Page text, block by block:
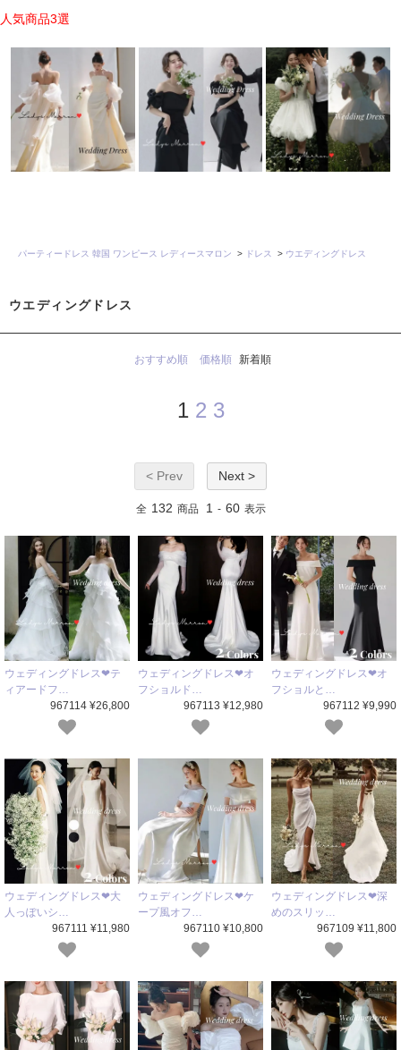
人気商品3選
パーティードレス 韓国 ワンピース レディースマロン > ドレス > ウエディングドレス
ウエディングドレス
おすすめ順 価格順 新着順
1 2 3
< Prev Next >
全 132 商品 1 - 60 表示
ウェディングドレス❤テ
ィアードフ…
967114 ¥26,800
ウェディングドレス❤オ
フショルド…
967113 ¥12,980
ウェディングドレス❤オ
フショルと…
967112 ¥9,990
ウェディングドレス❤大
人っぽいシ…
967111 ¥11,980
ウェディングドレス❤ケ
ープ風オフ…
967110 ¥10,800
ウェディングドレス❤深
めのスリッ…
967109 ¥11,800